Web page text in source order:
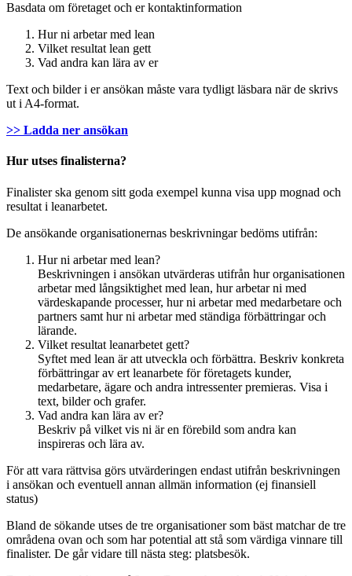
Basdata om företaget och er kontaktinformation
Hur ni arbetar med lean
Vilket resultat lean gett
Vad andra kan lära av er
Text och bilder i er ansökan måste vara tydligt läsbara när de skrivs
ut i A4-format.
>> Ladda ner ansökan
Hur utses finalisterna?
Finalister ska genom sitt goda exempel kunna visa upp mognad och
resultat i leanarbetet.
De ansökande organisationernas beskrivningar bedöms utifrån:
Hur ni arbetar med lean?
Beskrivningen i ansökan utvärderas utifrån hur organisationen
arbetar med långsiktighet med lean, hur arbetar ni med
värdeskapande processer, hur ni arbetar med medarbetare och
partners samt hur ni arbetar med ständiga förbättringar och
lärande.
Vilket resultat leanarbetet gett?
Syftet med lean är att utveckla och förbättra. Beskriv konkreta
förbättringar av ert leanarbete för företagets kunder,
medarbetare, ägare och andra intressenter premieras. Visa i
text, bilder och grafer.
Vad andra kan lära av er?
Beskriv på vilket vis ni är en förebild som andra kan
inspireras och lära av.
För att vara rättvisa görs utvärderingen endast utifrån beskrivningen
i ansökan och eventuell annan allmän information (ej finansiell
status)
Bland de sökande utses de tre organisationer som bäst matchar de tre
områdena ovan och som har potential att stå som värdiga vinnare till
finalister. De går vidare till nästa steg: platsbesök.